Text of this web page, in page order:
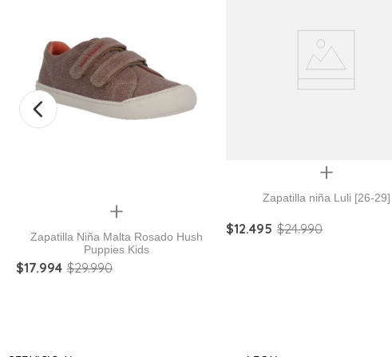
Quickview
Zapatilla Niña Malta Rosado Hush
Puppies Kids
$17.994 $29.990
Quickview
Zapatilla niña Luli [26-29]
$12.495 $24.990